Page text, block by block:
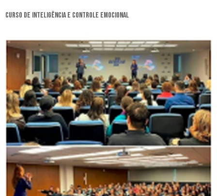
curso de inteligência e controle emocional